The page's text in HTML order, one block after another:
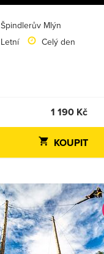
Špindlerův Mlýn
Letní
Celý den
1 190 Kč
KOUPIT